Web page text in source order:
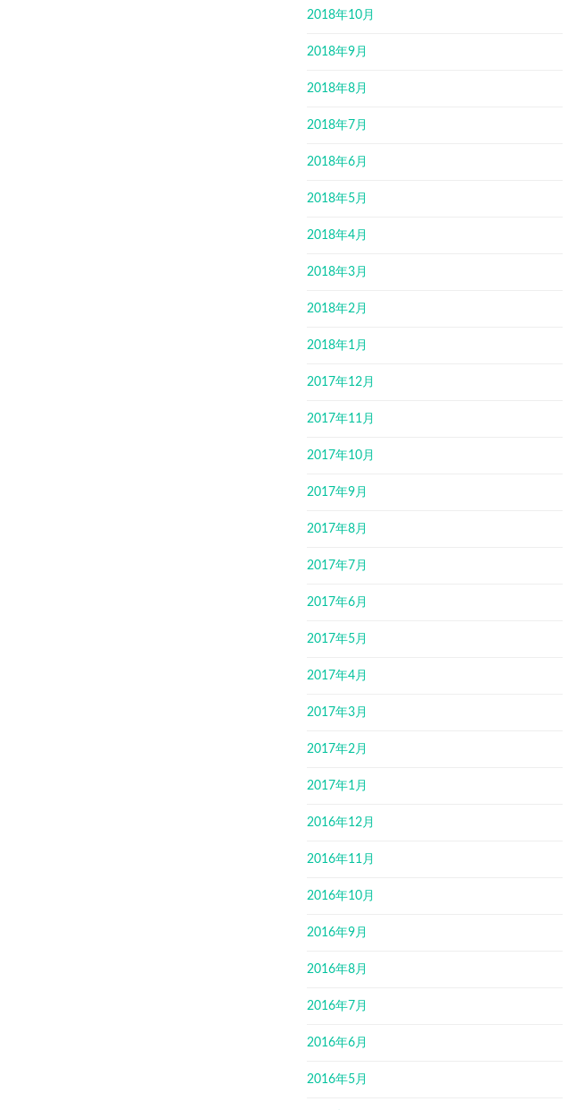
2018年10月
2018年9月
2018年8月
2018年7月
2018年6月
2018年5月
2018年4月
2018年3月
2018年2月
2018年1月
2017年12月
2017年11月
2017年10月
2017年9月
2017年8月
2017年7月
2017年6月
2017年5月
2017年4月
2017年3月
2017年2月
2017年1月
2016年12月
2016年11月
2016年10月
2016年9月
2016年8月
2016年7月
2016年6月
2016年5月